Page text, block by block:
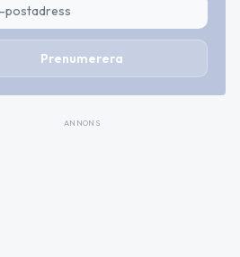
Prenumerera
ANNONS